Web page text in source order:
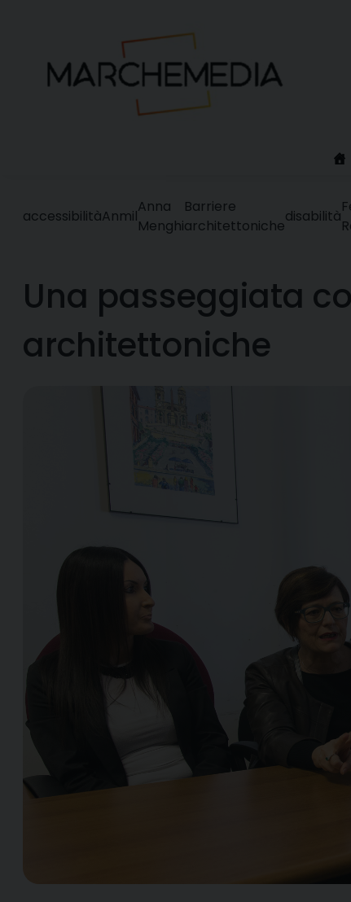
accessibilitàAnmil
Anna
Menghi
Barriere
architettoniche
disabilità
Una passeggiata
architettoniche